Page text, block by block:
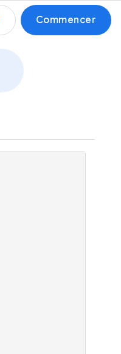
Commencer